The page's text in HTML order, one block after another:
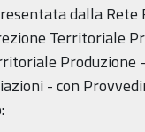
dalla Rete
Territoriale
Produzione
- con